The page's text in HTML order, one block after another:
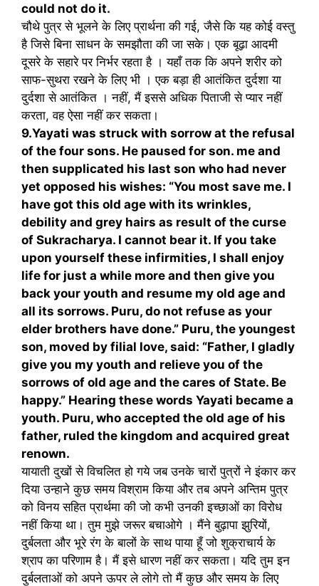
could not do it.
चौथे पुत्र से भूलने के लिए प्रार्थना की गई, जैसे कि यह कोई वस्तु
है जिसे बिना साधन के समझौता की जा सके। एक बूढ़ा आदमी
दूसरे के सहारे पर निर्भर रहता है । यहाँ तक कि अपने शरीर को
साफ-सुथरा रखने के लिए भी । एक बड़ा ही आतंकित दुर्दशा या
दुर्दशा से आतंकित । नहीं, मैं इससे अधिक पिताजी से प्यार नहीं
करता, वह ऐसा नहीं कर सकता।
9.Yayati was struck with sorrow at the refusal
of the four sons. He paused for son. me and
then supplicated his last son who had never
yet opposed his wishes: “You most save me. I
have got this old age with its wrinkles,
debility and grey hairs as result of the curse
of Sukracharya. I cannot bear it. If you take
upon yourself these infirmities, I shall enjoy
life for just a while more and then give you
back your youth and resume my old age and
all its sorrows. Puru, do not refuse as your
elder brothers have done.” Puru, the youngest
son, moved by filial love, said: “Father, I gladly
give you my youth and relieve you of the
sorrows of old age and the cares of State. Be
happy.” Hearing these words Yayati became a
youth. Puru, who accepted the old age of his
father, ruled the kingdom and acquired great
renown.
यायाती दुखों से विचलित हो गये जब उनके चारों पुत्रों ने इंकार कर
दिया उन्हाने कुछ समय विश्राम किया और तब अपने अन्तिम पुत्र
को विनय सहित प्रार्थमा की जो कभी उनकी इच्छाओं का विरोध
नहीं किया था। तुम मुझे जरूर बचाओगे । मैंने बुढ़ापा झुरियों,
दुर्बलता और भूरे रंग के बालों के साथ पाया हूँ जो शुक्राचार्य के
श्राप का परिणाम है। मैं इसे धारण नहीं कर सकता। यदि तुम इन
दुर्बलताओं को अपने ऊपर ले लोगे तो मैं कुछ और समय के लिए